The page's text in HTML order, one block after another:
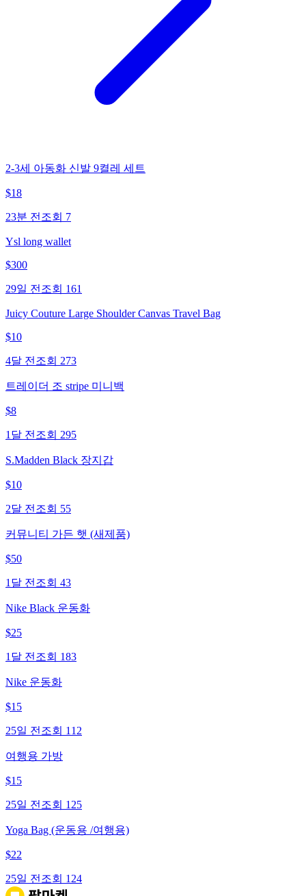
2-3세 아동화 신발 9켤레 세트
$18
23분 전 조회 7
Ysl long wallet
$300
29일 전 조회 161
Juicy Couture Large Shoulder Canvas Travel Bag
$10
4달 전 조회 273
트레이더 조 stripe 미니백
$8
1달 전 조회 295
S.Madden Black 장지갑
$10
2달 전 조회 55
커뮤니티 가든 햇 (새제품)
$50
1달 전 조회 43
Nike Black 운동화
$25
1달 전 조회 183
Nike 운동화
$15
25일 전 조회 112
여행용 가방
$15
25일 전 조회 125
Yoga Bag (운동용 /여행용)
$22
25일 전 조회 124